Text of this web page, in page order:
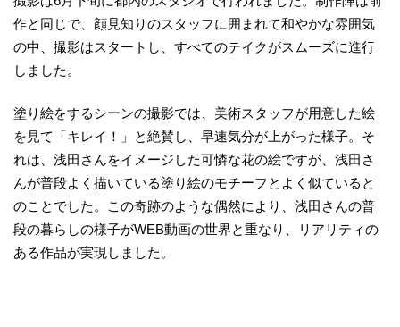
作と同じで、顔見知りのスタッフに囲まれて和やかな雰囲気
の中、撮影はスタートし、すべてのテイクがスムーズに進行
しました。
塗り絵をするシーンの撮影では、美術スタッフが用意した絵
を見て「キレイ！」と絶賛し、早速気分が上がった様子。そ
れは、浅田さんをイメージした可憐な花の絵ですが、浅田さ
んが普段よく描いている塗り絵のモチーフとよく似ていると
のことでした。この奇跡のような偶然により、浅田さんの普
段の暮らしの様子がWEB動画の世界と重なり、リアリティの
ある作品が実現しました。